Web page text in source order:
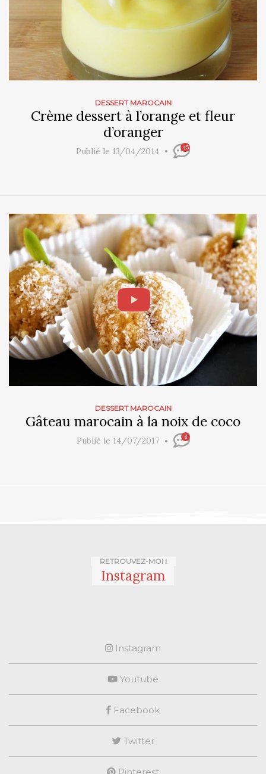
DESSERT MAROCAIN
Crème dessert à l’orange et fleur
d’oranger
Publié le 13/04/2014 45
DESSERT MAROCAIN
Gâteau marocain à la noix de coco
Publié le 14/07/2017 8
RETROUVEZ-MOI !
Instagram
Instagram
Youtube
Facebook
Twitter